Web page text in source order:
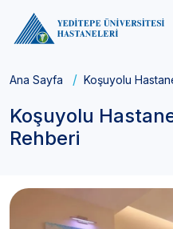
Ana Sayfa Koşuyolu
Koşuyolu
Rehberi